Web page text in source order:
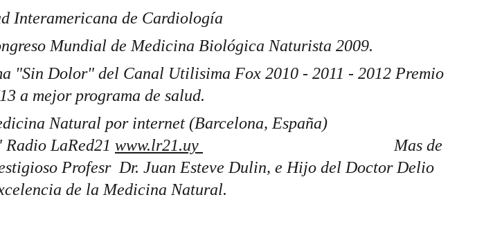
Interamericana de Cardiología
Mundial de Medicina Biológica Naturista 2009.
"Sin Dolor" del Canal Utilisima Fox 2010 - 2011 - 2012 Premio
a mejor programa de salud.
Radio LaRed21
www.lr21.uy
                                              Mas de
Profesr  Dr. Juan Esteve Dulin, e Hijo del Doctor Delio
de la Medicina Natural.